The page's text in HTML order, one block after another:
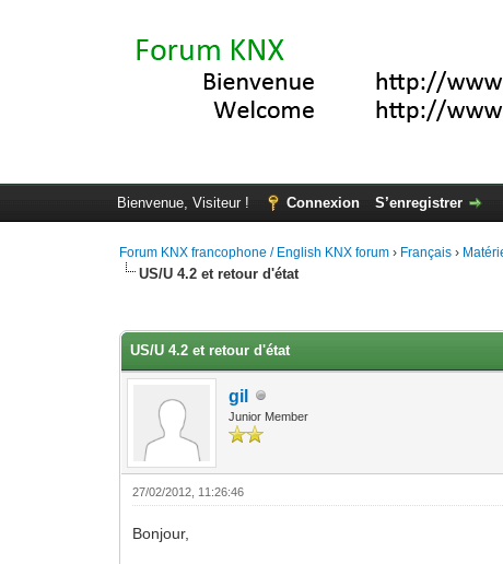
Bienvenue, Visiteur ! Connexion S’enregistrer
Forum KNX francophone / English KNX forum › Français ›
US/U 4.2 et retour d'état
US/U 4.2 et retour d'état
gil
Junior Member
27/02/2012, 11:26:46
Bonjour,